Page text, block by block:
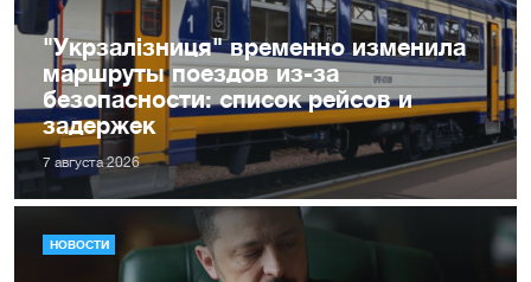
"Укрзалізниця" временно изменила
маршруты поездов из-за
безопасности: список рейсов и
задержек
7 августа 2026
НОВОСТИ